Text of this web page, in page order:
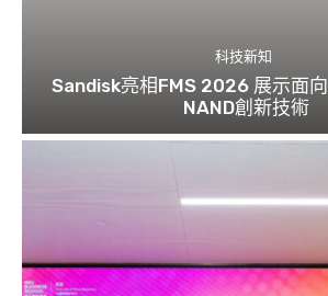
科技新知
Sandisk亮相FMS 2026 展示面
NAND創新技術